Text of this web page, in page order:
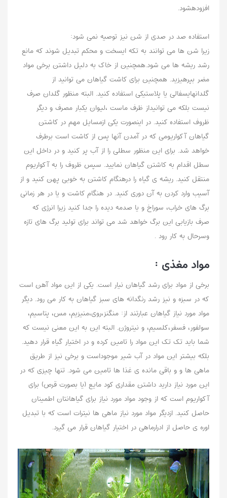
افزودهشود.
استفاده صد در صدی از شن نیز توصیه نمی شود:
زیرا شن ها می توانند به تکه ایسخت و محکم تبدیل شوند که مانع
رشد ریشه ها می شود.همچنین از خاک به دلیل داشتن برخی مواد
مضر بپرهیزید. همچنین برای کاشت گیاهان می توانید از
گلدانهایسفالی یا پلاستیکی استفاده کنید. البته منظور گلدان صرف
نیست بلکه می توانیداز ظرف ماست ،لیوان یکبار مصرف و دیگر
ظروف استفاده کنید. در اینصورت یکی ازمسایل مهم در کاشتن
گیاهان آکواریومی که در آمدن آنها پس از کاشت است برطرف
خواهد شد. برای این منظور سطلی را از آب پر کنید و در داخل این
سطل اقدام به کاشتن گیاهان نمایید. سپس ظروف را به آکواریوم
منتقل کنید. ریشه ی گیاه را درهنگام کاشتن به خوبی پهن کنید و از
آسیب وارد کردن به آن دوری کنید. در هنگام کاشت و یا در هر زمانی
برگ های خراب، سوراخ و یا صدمه دیده را جدا کنید زیرا انرژی که
صرف بازیابی این برگ خواهد شد می تواند برای تولید برگ های تازه
وسرحال به کار رود .
مواد مغذی :
برخی از مواد برای رشد گیاهان نیار است. یکی از این مواد آهن است
که در سبزه و نیز رشد رنگدانه های سبز گیاهان به کار می رود. دیگر
مواد مورد نیاز گیاهان عبارتند از: منگنز،روی،منیزیم، مس، پتاسیم،
سولفور، فسفر،کلسیم، و نیتروژن. البته این به این معنی نیست که
شما باید تک تک این مواد را تامین کرده و در اختیار گیاه قرار دهید.
بلکه بیشتر این مواد در آب شیر موجوداست و برخی نیز از طریق
ماهی ها و و باقی مانده ی غذا ها تامین می شود. تنها چیزی که در
این مورد نیاز دارید داشتن مقداری کود مایع (یا بصورت قرص) برای
آکواریوم است که از وجود مواد مورد نیاز برای گیاهانتان اطمینان
حاصل کنید. ازدیگر مواد مورد نیاز ماهی ها نیترات است که با تبدیل
اوره ی حاصل از ادرارماهی در اختیار گیاهان قرار می گیرد.